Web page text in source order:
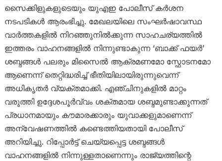
സൈക്കിളുകളുടെയും യുഎഇ പോലീസ് കർശന
നടപടികൾ ആരംഭിച്ചു. മേഖലയിലെ സംഘർഷാവസ്ഥ
വാർത്തകളിൽ നിറഞ്ഞുനിൽക്കുന്ന സാഹചര്യത്തിൽ
ഇത്തരം വാഹനങ്ങളിൽ നിന്നുണ്ടാകുന്ന ‘ബാക്ക് ഫയർ’
ശബ്ദങ്ങൾ പലരും മിസൈൽ ആക്രമണമോ സ്ഫോടനമോ
ആണെന്ന് തെറ്റിദ്ധരിച്ച് ഭീതിയിലായിരുന്നുവെന്ന്
അധികൃതർ വ്യക്തമാക്കി. എഞ്ചിനുകളിൽ മാറ്റം
വരുത്തി ഉദ്ദേശപൂർവ്വം ശക്തമായ ശബ്ദമുണ്ടാക്കുന്നത്
പ്രധാനമായും കൗമാരക്കാരും യുവാക്കളുമാണെന്ന്
അന്വേഷണത്തിൽ കണ്ടെത്തിയതായി പോലീസ്
അറിയിച്ചു. റിപ്പോർട്ട് ചെയ്യപ്പെട്ട ശബ്ദങ്ങൾ
വാഹനങ്ങളിൽ നിന്നുള്ളതാണെന്നും രാജ്യത്തിന്റെ